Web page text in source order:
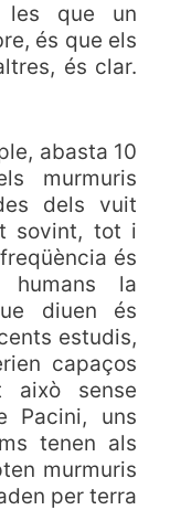
que un
és que els
és clar.
abasta 10
murmuris
dels vuit
sovint, tot i
és
humans la
diuen és
estudis,
capaços
això sense
Pacini, uns
tenen als
murmuris
per terra